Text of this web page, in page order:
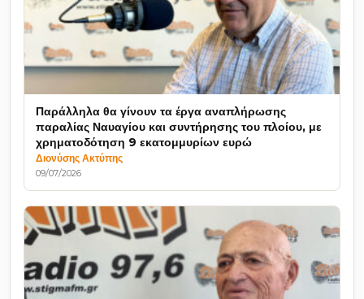
Παράλληλα θα γίνουν τα έργα αναπλήρωσης
παραλίας Ναυαγίου και συντήρησης του πλοίου, με
χρηματοδότηση 9 εκατομμυρίων ευρώ
Διονύσης Ακτύπης
09/07/2026